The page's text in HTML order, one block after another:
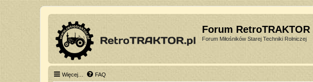
Forum RetroTRAKTOR
Forum Miłośników Starej Techniki Rolniczej
Więcej… FAQ